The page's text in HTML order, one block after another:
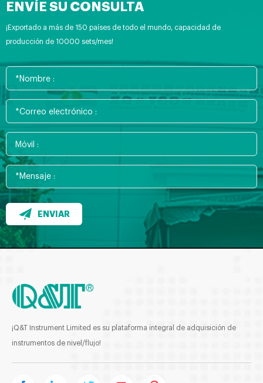
ENVÍE SU CONSULTA
¡Exportado a más de 150 países de todo el mundo, capacidad de
producción de 10000 sets/mes!
ENVIAR
¡Q&T Instrument Limited es su plataforma integral de adquisición de
instrumentos de nivel/flujo!